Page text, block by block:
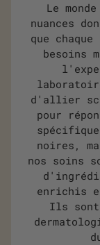
Le
nuances
que
besoins
d'allier
pour
noires,
nos soins
enrichis
Ils sont